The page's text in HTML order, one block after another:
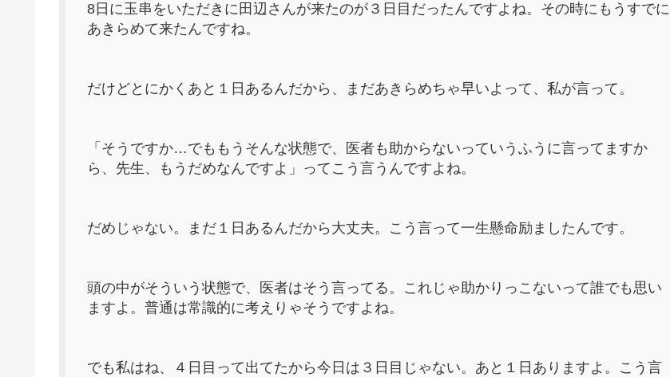
8日に玉串をいただきに田辺さんが来たのが３日目だったんですよね。その時にもうすでに
あきらめて来たんですね。
だけどとにかくあと１日あるんだから、まだあきらめちゃ早いよって、私が言って。
「そうですか…でももうそんな状態で、医者も助からないっていうふうに言ってますか
ら、先生、もうだめなんですよ」ってこう言うんですよね。
だめじゃない。まだ１日あるんだから大丈夫。こう言って一生懸命励ましたんです。
頭の中がそういう状態で、医者はそう言ってる。これじゃ助かりっこないって誰でも思い
ますよ。普通は常識的に考えりゃそうですよね。
でも私はね、４日目って出てたから今日は３日目じゃない。あと１日ありますよ。こう言